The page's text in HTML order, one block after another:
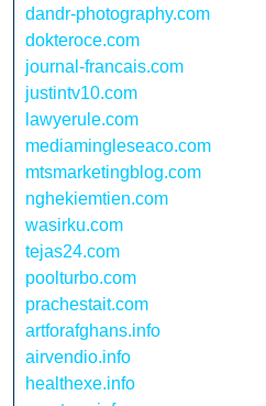
dandr-photography.com
dokteroce.com
journal-francais.com
justintv10.com
lawyerule.com
mediamingleseaco.com
mtsmarketingblog.com
nghekiemtien.com
wasirku.com
tejas24.com
poolturbo.com
prachestait.com
artforafghans.info
airvendio.info
healthexe.info